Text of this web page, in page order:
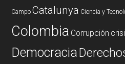
Campo Catalunya Ciencia y
Colombia Corrupción
Democracia